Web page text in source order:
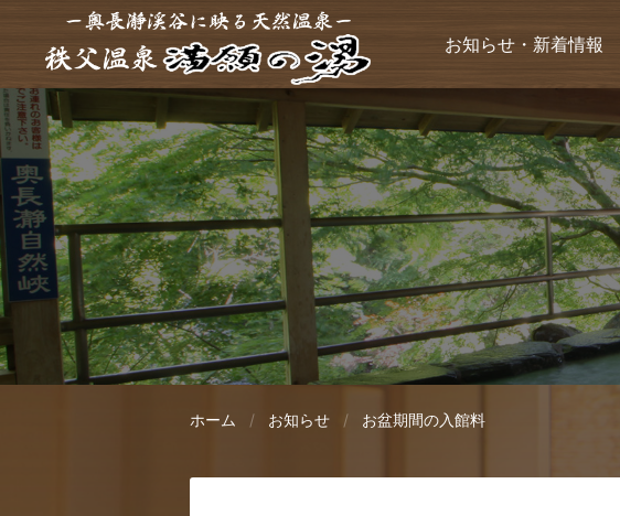
お知らせ・新着情報
ホーム お知らせ お盆期間の入館料